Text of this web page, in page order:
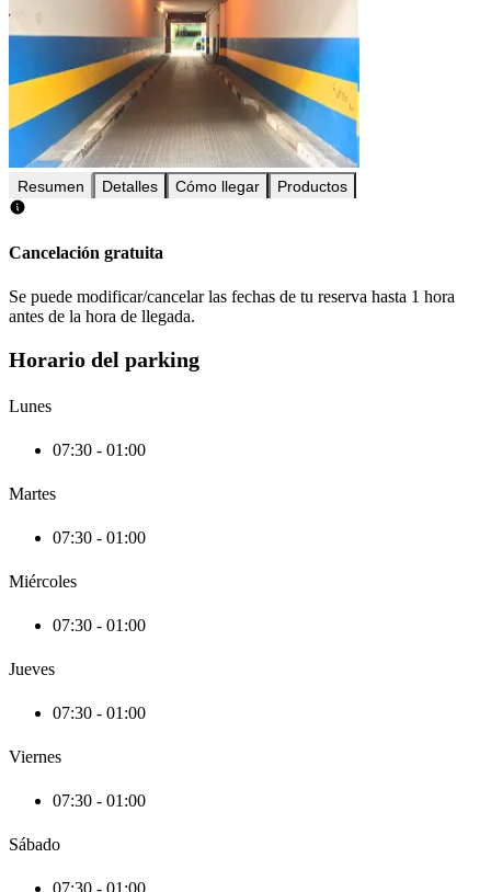
Resumen Detalles Cómo llegar Productos
Cancelación gratuita
Se puede modificar/cancelar las fechas de tu reserva hasta 1 hora
antes de la hora de llegada.
Horario del parking
Lunes
07:30 - 01:00
Martes
07:30 - 01:00
Miércoles
07:30 - 01:00
Jueves
07:30 - 01:00
Viernes
07:30 - 01:00
Sábado
07:30 - 01:00